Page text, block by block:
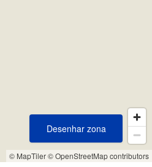
© MapTiler© OpenStreetMap contributors
Desenhar zona
Desenhar zona